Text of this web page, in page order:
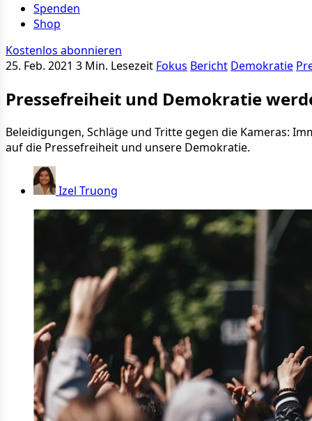
Spenden
Shop
Kostenlos abonnieren
25. Feb. 2021 3 Min. Lesezeit Fokus Bericht Demokratie
Pressefreiheit und Demokratie
Beleidigungen, Schläge und Tritte gegen die Kameras:
auf die Pressefreiheit und unsere Demokratie.
Izel Truong